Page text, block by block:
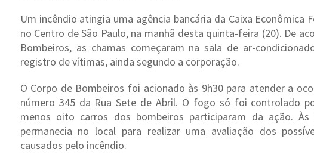
Um incêndio atingia uma agência bancária da Caixa Econômica
no Centro de São Paulo, na manhã desta quinta-feira (20). De
Bombeiros, as chamas começaram na sala de ar-
registro de vítimas, ainda segundo a corporação.
O Corpo de Bombeiros foi acionado às 9h30 para atender a
número 345 da Rua Sete de Abril. O fogo só foi controlado
menos oito carros dos bombeiros participaram da ação. Às
permanecia no local para realizar uma avaliação dos
causados pelo incêndio.